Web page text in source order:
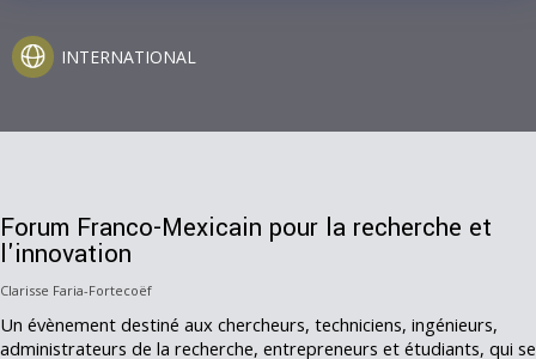
INTERNATIONAL
Forum Franco-Mexicain pour la recherche et
l'innovation
Clarisse Faria-Fortecoëf
Un évènement destiné aux chercheurs, techniciens, ingénieurs,
administrateurs de la recherche, entrepreneurs et étudiants, qui se